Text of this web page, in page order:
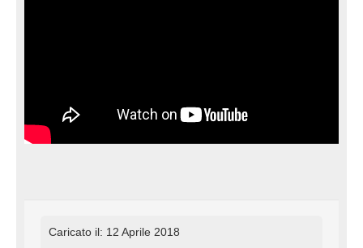
Caricato il: 12 Aprile 2018